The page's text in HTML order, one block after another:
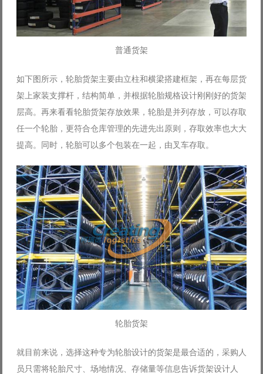
普通货架
如下图所示，轮胎货架主要由立柱和横梁搭建框架，再在每层货
架上家装支撑杆，结构简单，并根据轮胎规格设计刚刚好的货架
层高。再来看看轮胎货架存放效果，轮胎是并列存放，可以存取
任一个轮胎，更符合仓库管理的先进先出原则，存取效率也大大
提高。同时，轮胎可以多个包装在一起，由叉车存取。
轮胎货架
就目前来说，选择这种专为轮胎设计的货架是最合适的，采购人
员只需将轮胎尺寸、场地情况、存储量等信息告诉货架设计人